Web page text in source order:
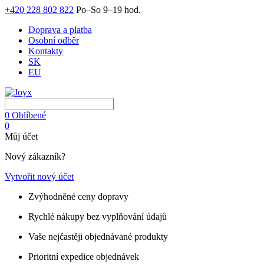
+420 228 802 822 Po–So 9–19 hod.
Doprava a platba
Osobní odběr
Kontakty
SK
EU
0 Oblíbené
0
Můj účet
Nový zákazník?
Vytvořit nový účet
Zvýhodněné ceny dopravy
Rychlé nákupy bez vyplňování údajů
Vaše nejčastěji objednávané produkty
Prioritní expedice objednávek